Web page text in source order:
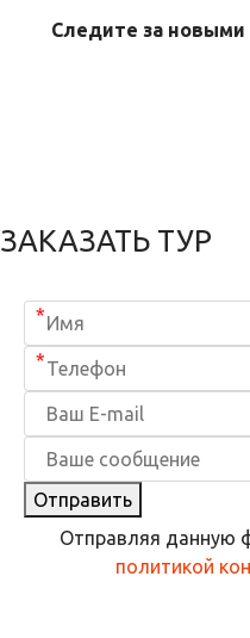
Следите за новыми
ЗАКАЗАТЬ ТУР
*
*
Отправить
Отправляя данную
политикой